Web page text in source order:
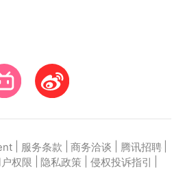
服务条款 商务洽谈 腾讯招聘
权限 隐私政策 侵权投诉指引